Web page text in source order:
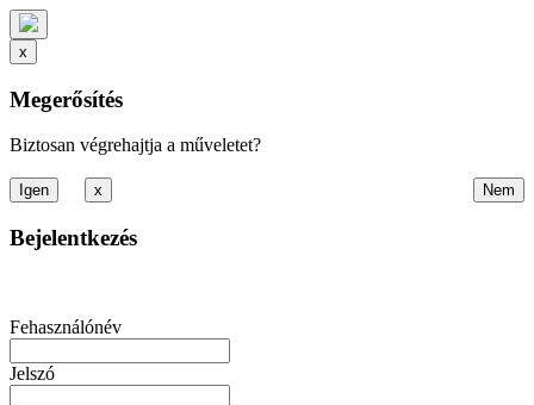
x
Megerősítés
Biztosan végrehajtja a műveletet?
x
Bejelentkezés
Fehasználónév
Jelszó